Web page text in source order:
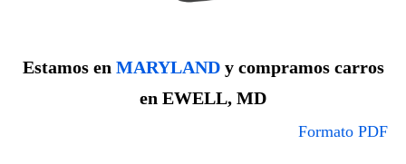
Estamos en MARYLANDy compramos carros
en EWELL, MD
Formato PDF